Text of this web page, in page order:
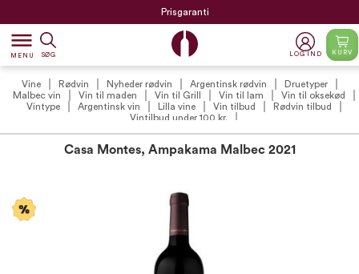
Prisgaranti
dehaze
MENU SØG LOG IND KURV
Vine Rødvin Nyheder rødvin Argentinsk rødvin
Druetyper
Malbec vin
Vin til maden Vin til Grill Vin til lam
Vin til oksekød
Vintype
Argentinsk vin Lilla vine Vin tilbud
Rødvin tilbud
Vintilbud under 100 kr.
Casa Montes, Ampakama Malbec 2021